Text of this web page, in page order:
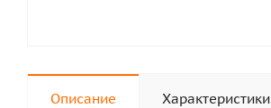
Описание Характеристики